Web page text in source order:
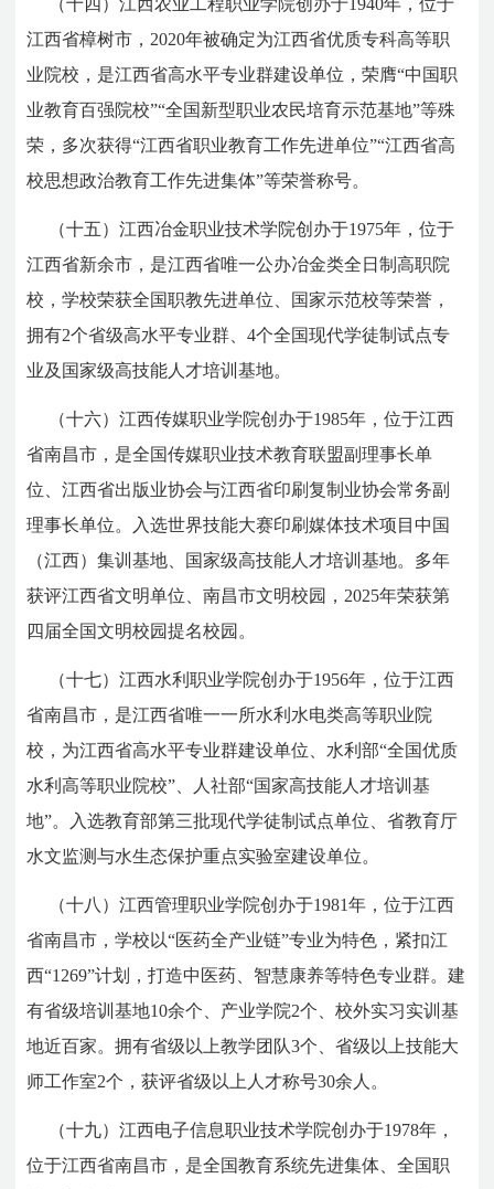
江西省樟树市，2020年被确定为江西省优质专科高等职
业院校，是江西省高水平专业群建设单位，荣膺“中国职
业教育百强院校”“全国新型职业农民培育示范基地”等殊
荣，多次获得“江西省职业教育工作先进单位”“江西省高
校思想政治教育工作先进集体”等荣誉称号。
（十五）江西冶金职业技术学院创办于1975年，位于
江西省新余市，是江西省唯一公办冶金类全日制高职院
校，学校荣获全国职教先进单位、国家示范校等荣誉，
拥有2个省级高水平专业群、4个全国现代学徒制试点专
业及国家级高技能人才培训基地。
（十六）江西传媒职业学院创办于1985年，位于江西
省南昌市，是全国传媒职业技术教育联盟副理事长单
位、江西省出版业协会与江西省印刷复制业协会常务副
理事长单位。入选世界技能大赛印刷媒体技术项目中国
（江西）集训基地、国家级高技能人才培训基地。多年
获评江西省文明单位、南昌市文明校园，2025年荣获第
四届全国文明校园提名校园。
（十七）江西水利职业学院创办于1956年，位于江西
省南昌市，是江西省唯一一所水利水电类高等职业院
校，为江西省高水平专业群建设单位、水利部“全国优质
水利高等职业院校”、人社部“国家高技能人才培训基
地”。入选教育部第三批现代学徒制试点单位、省教育厅
水文监测与水生态保护重点实验室建设单位。
（十八）江西管理职业学院创办于1981年，位于江西
省南昌市，学校以“医药全产业链”专业为特色，紧扣江
西“1269”计划，打造中医药、智慧康养等特色专业群。建
有省级培训基地10余个、产业学院2个、校外实习实训基
地近百家。拥有省级以上教学团队3个、省级以上技能大
师工作室2个，获评省级以上人才称号30余人。
（十九）江西电子信息职业技术学院创办于1978年，
位于江西省南昌市，是全国教育系统先进集体、全国职